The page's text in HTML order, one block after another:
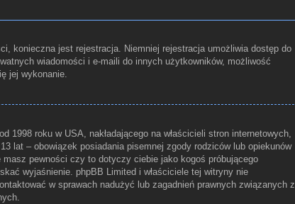
konieczna jest rejestracja. Niemniej rejestracja umożliwia dostęp do
wiadomości i e-maili do innych użytkowników, możliwość
jej wykonanie.
roku w USA, nakładającego na właścicieli stron internetowych,
lat – obowiązek posiadania pisemnej zgody rodziców lub opiekunów
pewności czy to dotyczy ciebie jako kogoś próbującego
wyjaśnienie. phpBB Limited i właściciele tej witryny nie
w sprawach nadużyć lub zagadnień prawnych związanych z